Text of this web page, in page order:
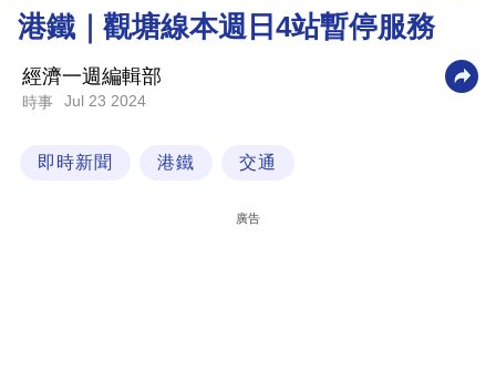
財
商
業
港鐵｜觀塘線本週日4站暫停服務
經濟一週編輯部
時事 Jul 23 2024
即時新聞 港鐵 交通
廣告